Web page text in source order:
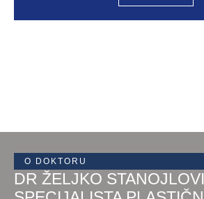
O DOKTORU
DR ŽELJKO